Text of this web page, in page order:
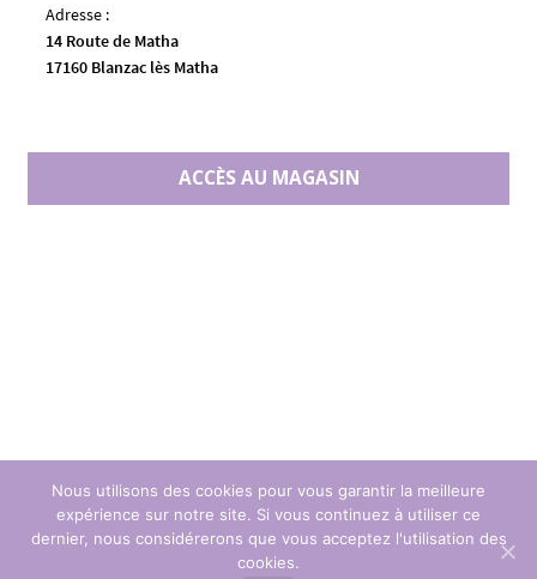
Adresse :
14 Route de Matha
17160 Blanzac lès Matha
ACCÈS AU MAGASIN
© 2020 Coq en Patch, le spécialiste du patchwork. 2500 tissus
Nous utilisons des cookies pour vous garantir la meilleure
expérience sur notre site. Si vous continuez à utiliser ce
dernier, nous considérerons que vous acceptez l'utilisation des
cookies.